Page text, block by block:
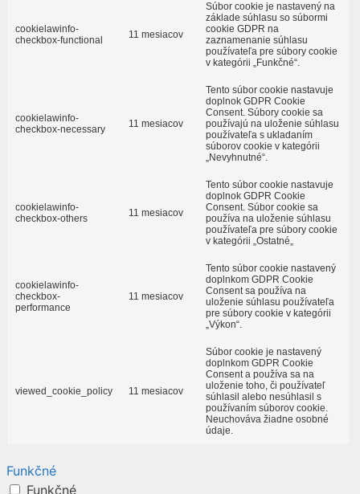
cookielawinfo-
checkbox-functional
11 mesiacov
Súbor cookie je nastavený na
základe súhlasu so súbormi
cookie GDPR na
zaznamenanie súhlasu
používateľa pre súbory cookie
v kategórii „Funkčné“.
cookielawinfo-
checkbox-necessary
11 mesiacov
Tento súbor cookie nastavuje
doplnok GDPR Cookie
Consent. Súbory cookie sa
používajú na uloženie súhlasu
používateľa s ukladaním
súborov cookie v kategórii
„Nevyhnutné“.
cookielawinfo-
checkbox-others
11 mesiacov
Tento súbor cookie nastavuje
doplnok GDPR Cookie
Consent. Súbor cookie sa
používa na uloženie súhlasu
používateľa pre súbory cookie
v kategórii „Ostatné„
cookielawinfo-
checkbox-
performance
11 mesiacov
Tento súbor cookie nastavený
doplnkom GDPR Cookie
Consent sa používa na
uloženie súhlasu používateľa
pre súbory cookie v kategórii
„Výkon“.
viewed_cookie_policy 11 mesiacov
Súbor cookie je nastavený
doplnkom GDPR Cookie
Consent a používa sa na
uloženie toho, či používateľ
súhlasil alebo nesúhlasil s
používaním súborov cookie.
Neuchováva žiadne osobné
údaje.
Funkčné
Funkčné